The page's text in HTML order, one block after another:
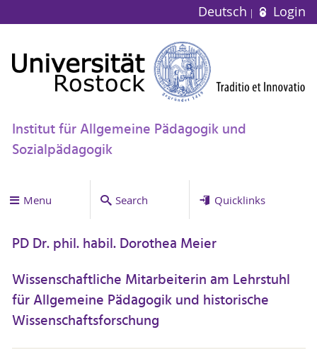
Deutsch Login
Institut für Allgemeine Pädagogik und
Sozialpädagogik
Menu Search Quicklinks
PD Dr. phil. habil. Dorothea Meier
Wissenschaftliche Mitarbeiterin am Lehrstuhl
für Allgemeine Pädagogik und historische
Wissenschaftsforschung